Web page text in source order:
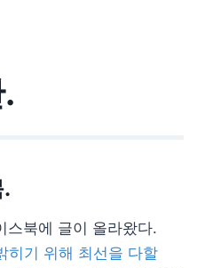
스북에 글이 올라왔다.
히기 위해 최선을 다할